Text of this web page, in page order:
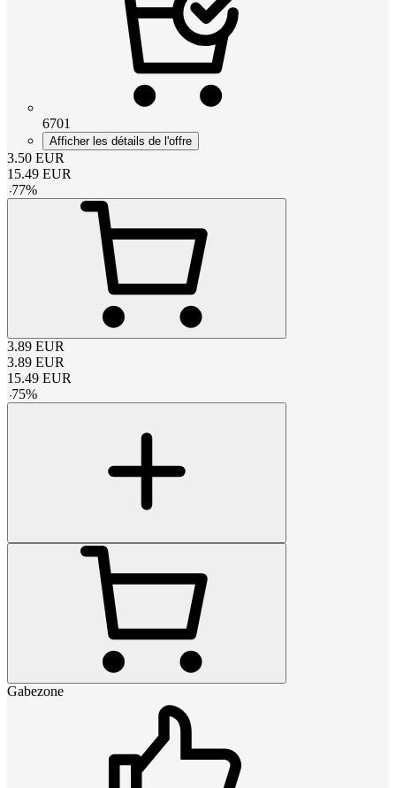
6701
Afficher les détails de l'offre
3.50 EUR
15.49 EUR
-77%
3.89 EUR
3.89 EUR
15.49 EUR
-75%
Gabezone